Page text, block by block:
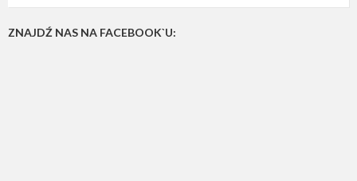
ZNAJDŹ NAS NA FACEBOOK`U: